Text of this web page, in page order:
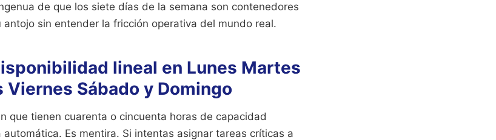
de que los siete días de la semana son contenedores
sin entender la fricción operativa del mundo real.
lineal en Lunes Martes
Sábado y Domingo
que tienen cuarenta o cincuenta horas de capacidad
Es mentira. Si intentas asignar tareas críticas a